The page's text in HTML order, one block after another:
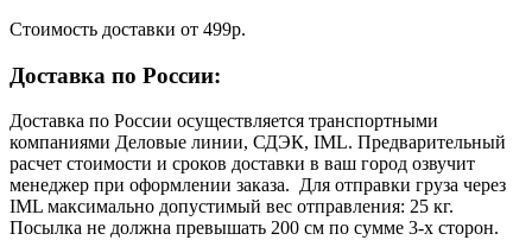
Cтоимость доставки от 499р.
Доставка по России:
Доставка по России осуществляется транспортными
компаниями Деловые линии, СДЭК, IML. Предварительный
расчет стоимости и сроков доставки в ваш город озвучит
менеджер при оформлении заказа. Для отправки груза через
IML максимально допустимый вес отправления: 25 кг.
Посылка не должна превышать 200 см по сумме 3-х сторон.